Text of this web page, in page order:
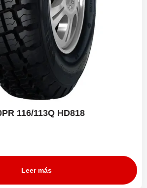
116/113Q HD818
Leer más